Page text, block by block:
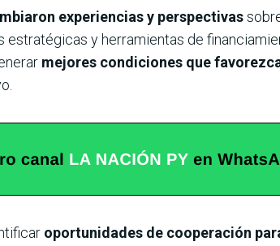
experiencias y perspectivas
y herramientas de
mejores condiciones que
oportunidades de cooperación